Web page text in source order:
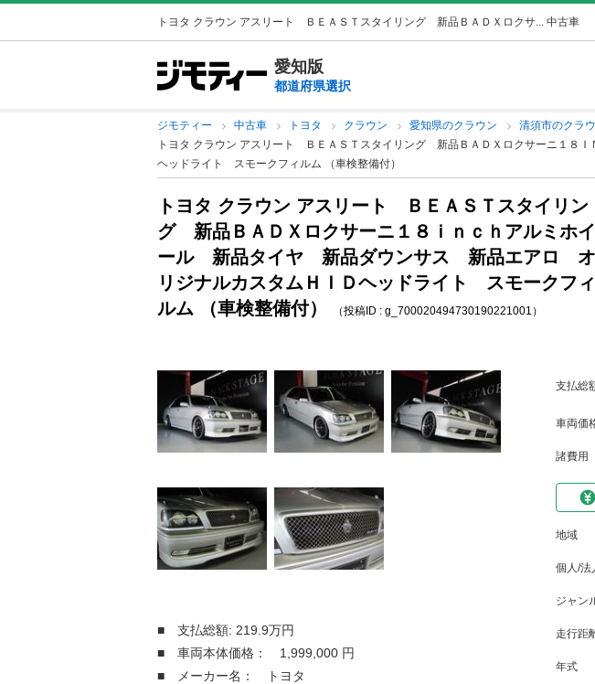
トヨタ クラウン アスリート ＢＥＡＳＴスタイリング 新品ＢＡＤＸロクサ... 中古車
愛知版
都道府県選択
ジモティー 中古車 トヨタ クラウン 愛知県のクラウン
清須市のクラ
トヨタ クラウン アスリート ＢＥＡＳＴスタイリング 新品ＢＡＤＸロクサーニ１
ヘッドライト スモークフィルム （車検整備付）
トヨタ クラウン アスリート ＢＥＡＳＴスタイリン
グ 新品ＢＡＤＸロクサーニ１８ｉｎｃｈアルミホイ
ール 新品タイヤ 新品ダウンサス 新品エアロ オ
リジナルカスタムＨＩＤヘッドライト スモークフィ
ルム （車検整備付）
（投稿ID : g_700020494730190221001）
■ 支払総額: 219.9万円
■ 車両本体価格： 1,999,000 円
■ メーカー名： トヨタ
支払総
車両価
諸費用
地域
個人/法
ジャン
走行距
年式